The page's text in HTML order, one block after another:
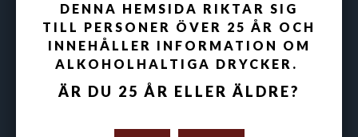
OM VINFOLKET
Välkommen till Vinfolket!
Vår vinokrati är vinbar och webbshop fyllda med vin och
DENNA HEMSIDA RIKTAR SIG
TILL PERSONER ÖVER 25 ÅR OCH
INNEHÅLLER INFORMATION OM
ALKOHOLHALTIGA DRYCKER.
ÄR DU 25 ÅR ELLER ÄLDRE?